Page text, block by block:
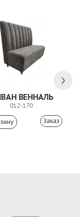
ВЕННАЛЬ
012-170
Заказ